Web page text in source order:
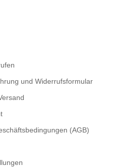
und Widerrufsformular
(AGB)